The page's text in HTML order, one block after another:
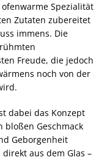
Spezialität
Zutaten zubereitet
immens. Die
Freude, die jedoch
noch von der
dabei das Konzept
bloßen Geschmack
Geborgenheit
aus dem Glas –